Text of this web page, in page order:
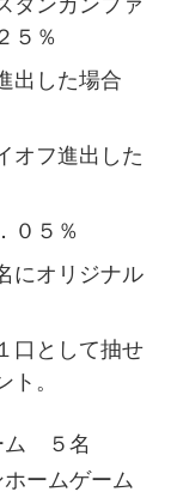
５％
出した場合
オフ進出した
０５％
にオリジナル
口として抽せ
。
ム ５名
ームゲーム